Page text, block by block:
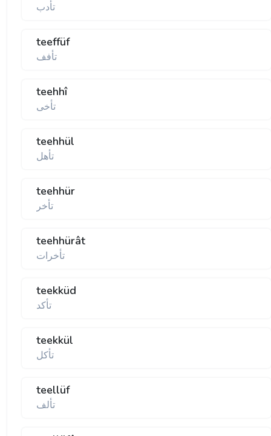
تأدب
teeffüf
تأفف
teehhî
تأخی
teehhül
تأهل
teehhür
تأخر
teehhürât
تأخرات
teekküd
تأكد
teekkül
تأكل
teellüf
تألف